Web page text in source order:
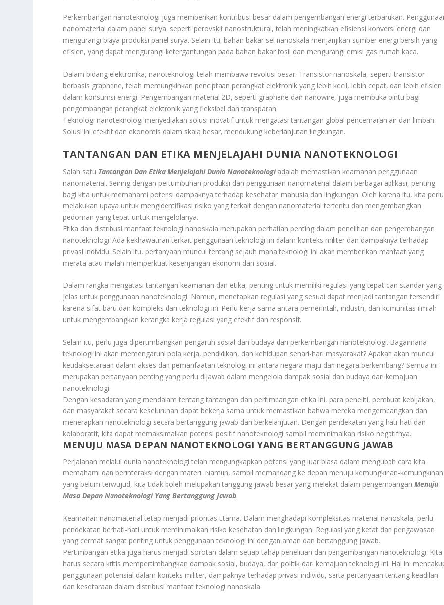
Perkembangan nanoteknologi juga memberikan kontribusi besar dalam pengembangan energi terbarukan.
nanomaterial dalam panel surya, seperti perovskit nanostruktural, telah meningkatkan efisiensi konversi energi dan
mengurangi biaya produksi panel surya. Selain itu, bahan bakar sel nanoskala menjanjikan sumber energi bersih yang
efisien, yang dapat mengurangi ketergantungan pada bahan bakar fosil dan mengurangi emisi gas rumah kaca.
Dalam bidang elektronika, nanoteknologi telah membawa revolusi besar. Transistor nanoskala, seperti transistor
berbasis graphene, telah memungkinkan penciptaan perangkat elektronik yang lebih kecil, lebih cepat, dan lebih efisien
dalam konsumsi energi. Pengembangan material 2D, seperti graphene dan nanowire, juga membuka pintu bagi
pengembangan perangkat elektronik yang fleksibel dan transparan.
Teknologi nanoteknologi menyediakan solusi inovatif untuk mengatasi tantangan global pencemaran air dan limbah.
Solusi ini efektif dan ekonomis dalam skala besar, mendukung keberlanjutan lingkungan.
TANTANGAN DAN ETIKA MENJELAJAHI DUNIA NANOTEKNOLOGI
Salah satu Tantangan Dan Etika Menjelajahi Dunia Nanoteknologi adalah memastikan keamanan penggunaan
nanomaterial. Seiring dengan pertumbuhan produksi dan penggunaan nanomaterial dalam berbagai aplikasi, penting
bagi kita untuk memahami potensi dampaknya terhadap kesehatan manusia dan lingkungan. Oleh karena itu, kita perlu
melakukan upaya untuk mengidentifikasi risiko yang terkait dengan nanomaterial tertentu dan mengembangkan
pedoman yang tepat untuk mengelolanya.
Etika dan distribusi manfaat teknologi nanoskala merupakan perhatian penting dalam penelitian dan pengembangan
nanoteknologi. Ada kekhawatiran terkait penggunaan teknologi ini dalam konteks militer dan dampaknya terhadap
privasi individu. Selain itu, pertanyaan muncul tentang sejauh mana teknologi ini akan memberikan manfaat yang
merata atau malah memperkuat kesenjangan ekonomi dan sosial.
Dalam rangka mengatasi tantangan keamanan dan etika, penting untuk memiliki regulasi yang tepat dan standar yang
jelas untuk penggunaan nanoteknologi. Namun, menetapkan regulasi yang sesuai dapat menjadi tantangan tersendiri
karena sifat baru dan kompleks dari teknologi ini. Perlu kerja sama antara pemerintah, industri, dan komunitas ilmiah
untuk mengembangkan kerangka kerja regulasi yang efektif dan responsif.
Selain itu, perlu juga dipertimbangkan pengaruh sosial dan budaya dari perkembangan nanoteknologi. Bagaimana
teknologi ini akan memengaruhi pola kerja, pendidikan, dan kehidupan sehari-hari masyarakat? Apakah akan muncul
ketidaksetaraan dalam akses dan pemanfaatan teknologi ini antara negara maju dan negara berkembang? Semua ini
merupakan pertanyaan penting yang perlu dijawab dalam mengelola dampak sosial dan budaya dari kemajuan
nanoteknologi.
Dengan kesadaran yang mendalam tentang tantangan dan pertimbangan etika ini, para peneliti, pembuat kebijakan,
dan masyarakat secara keseluruhan dapat bekerja sama untuk memastikan bahwa mereka mengembangkan dan
menerapkan nanoteknologi secara bertanggung jawab dan berkelanjutan. Dengan pendekatan yang hati-hati dan
kolaboratif, kita dapat memaksimalkan potensi positif nanoteknologi sambil meminimalkan risiko negatifnya.
MENUJU MASA DEPAN NANOTEKNOLOGI YANG BERTANGGUNG JAWAB
Perjalanan melalui dunia nanoteknologi telah mengungkapkan potensi yang luar biasa dalam mengubah cara kita
memahami dan berinteraksi dengan materi. Namun, sambil memandang ke depan menuju kemungkinan-kemungkinan
yang belum terwujud, kita tidak boleh melupakan tanggung jawab besar yang melekat dalam pengembanganMenuju
Masa Depan Nanoteknologi Yang Bertanggung Jawab.
Keamanan nanomaterial tetap menjadi prioritas utama. Dalam menghadapi kompleksitas material nanoskala, perlu
pendekatan berhati-hati untuk meminimalkan risiko kesehatan dan lingkungan. Regulasi yang ketat dan pengawasan
yang cermat sangat penting untuk penggunaan teknologi ini dengan aman dan bertanggung jawab.
Pertimbangan etika juga harus menjadi sorotan dalam setiap tahap penelitian dan pengembangan nanoteknologi. Kita
harus secara kritis mempertimbangkan dampak sosial, budaya, dan politik dari kemajuan teknologi ini. Hal ini
penggunaan potensial dalam konteks militer, dampaknya terhadap privasi individu, serta pertanyaan tentang keadilan
dan kesetaraan dalam distribusi manfaat teknologi nanoskala.